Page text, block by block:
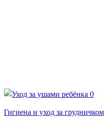
0
Гигиена и уход за грудничком